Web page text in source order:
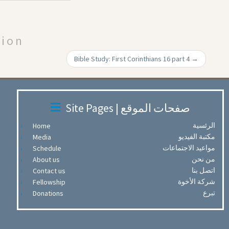
decreaseBible Study: First Corinthians 16 part 4 →
Site Pages | صفحات الموقع
Home
الرئسية
Media
مكتبة الفيديو
Schedule
مواعيد الاجتماعات
About us
من نحن
Contact us
اتصل بنا
Fellowship
شركة الأخوة
Donations
تبرع